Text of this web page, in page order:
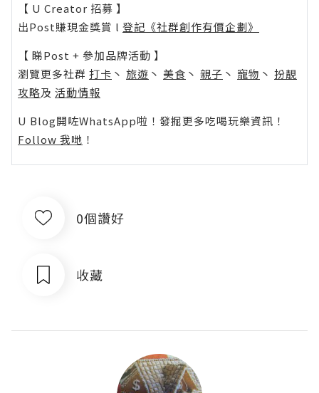
【 U Creator 招募 】
出Post賺現金獎賞 l 登記《社群創作有價企劃》
【 睇Post + 參加品牌活動 】
瀏覽更多社群 打卡 丶 旅遊 丶 美食 丶 親子 丶 寵物 丶 扮靚
攻略及 活動情報
U Blog開咗WhatsApp啦！發掘更多吃喝玩樂資訊！
Follow 我哋 ！
0個讚好
收藏